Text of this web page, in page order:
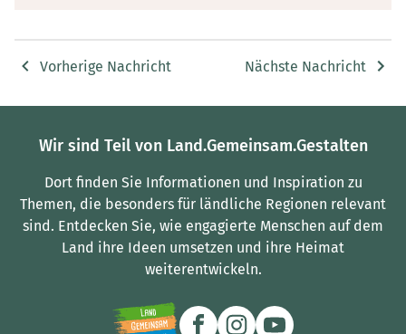
Vorherige Nachricht Nächste Nachricht
Wir sind Teil von Land.Gemeinsam.Gestalten
Dort finden Sie Informationen und Inspiration zu
Themen, die besonders für ländliche Regionen relevant
sind. Entdecken Sie, wie engagierte Menschen auf dem
Land ihre Ideen umsetzen und ihre Heimat
weiterentwickeln.